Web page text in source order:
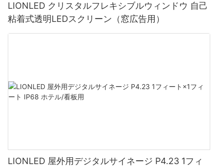
LIONLED クリスタルフレキシブルウィンドウ 自己
粘着式透明LEDスクリーン（窓広告用）
LIONLED 屋外用デジタルサイネージ P4.23 1フィ